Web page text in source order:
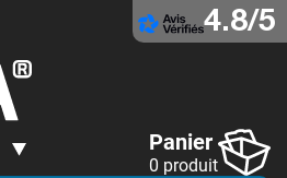
4.8/5
Panier
0 produit